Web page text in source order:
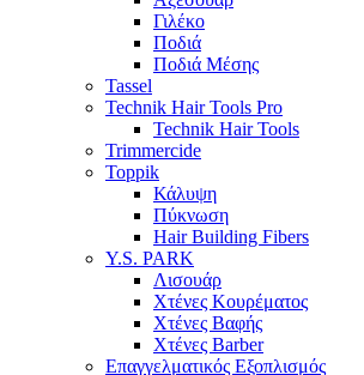
Γιλέκο
Ποδιά
Ποδιά Μέσης
Tassel
Technik Hair Tools Pro
Technik Hair Tools
Trimmercide
Toppik
Κάλυψη
Πύκνωση
Hair Building Fibers
Y.S. PARK
Λισουάρ
Χτένες Κουρέματος
Χτένες Βαφής
Χτένες Barber
Επαγγελματικός Εξοπλισμός